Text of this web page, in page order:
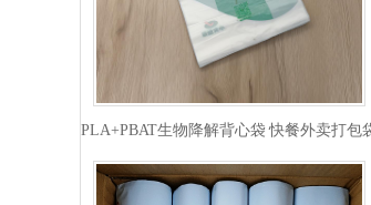
PLA+PBAT生物降解背心袋 快餐外卖打包袋